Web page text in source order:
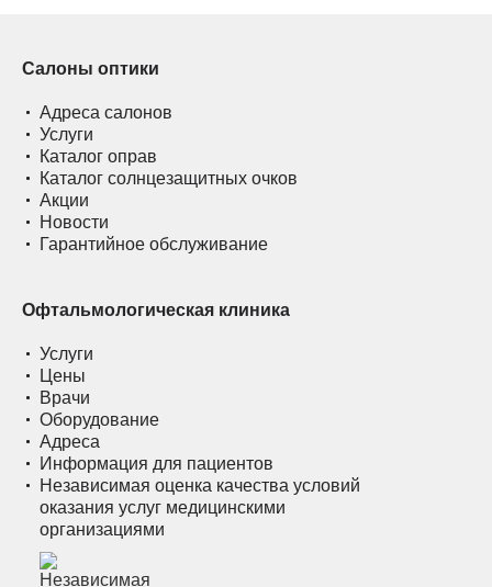
Салоны оптики
Адреса салонов
Услуги
Каталог оправ
Каталог солнцезащитных очков
Акции
Новости
Гарантийное обслуживание
Офтальмологическая клиника
Услуги
Цены
Врачи
Оборудование
Адреса
Информация для пациентов
Независимая оценка качества условий
оказания услуг медицинскими
организациями